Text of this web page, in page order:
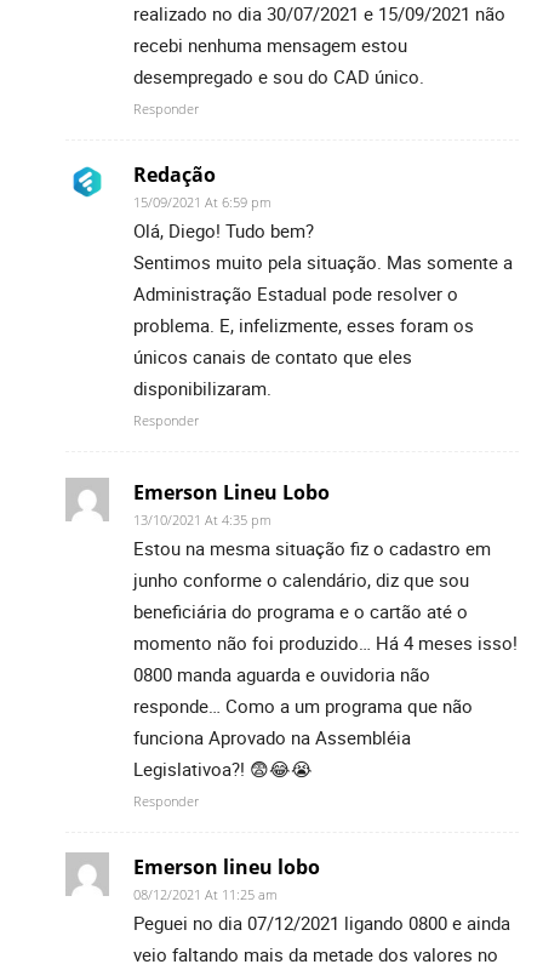
realizado no dia 30/07/2021 e 15/09/2021 não
recebi nenhuma mensagem estou
desempregado e sou do CAD único.
Responder
Redação
15/09/2021 At 6:59 pm
Olá, Diego! Tudo bem?
Sentimos muito pela situação. Mas somente a
Administração Estadual pode resolver o
problema. E, infelizmente, esses foram os
únicos canais de contato que eles
disponibilizaram.
Responder
Emerson Lineu Lobo
13/10/2021 At 4:35 pm
Estou na mesma situação fiz o cadastro em
junho conforme o calendário, diz que sou
beneficiária do programa e o cartão até o
momento não foi produzido… Há 4 meses isso!
0800 manda aguarda e ouvidoria não
responde… Como a um programa que não
funciona Aprovado na Assembléia
Legislativoa?! 😨😂😭
Responder
Emerson lineu lobo
08/12/2021 At 11:25 am
Peguei no dia 07/12/2021 ligando 0800 e ainda
veio faltando mais da metade dos valores no